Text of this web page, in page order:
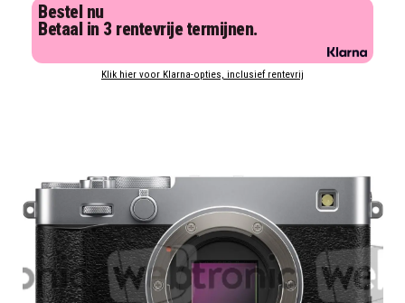
Bestel nu
Betaal in 3 rentevrije termijnen.
Klik hier voor Klarna-opties, inclusief rentevrij